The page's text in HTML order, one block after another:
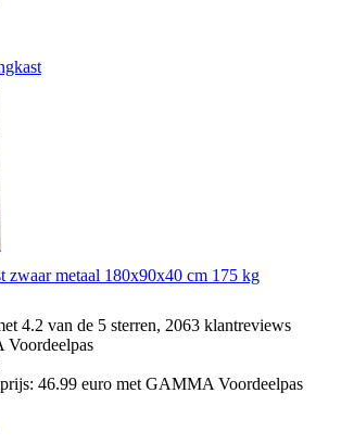
zwaar metaal 180x90x40 cm 175 kg
4.2 van de 5 sterren, 2063 klantreviews
46.99 euro met GAMMA Voordeelpas